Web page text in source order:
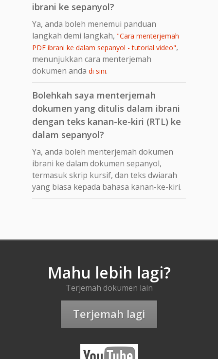
ibrani ke sepanyol?
Ya, anda boleh menemui panduan
langkah demi langkah, "Cara menterjemah
PDF ibrani ke dalam sepanyol - tutorial video",
menunjukkan cara menterjemah
dokumen anda di sini.
Bolehkah saya menterjemah
dokumen yang ditulis dalam ibrani
dengan teks kanan-ke-kiri (RTL) ke
dalam sepanyol?
Ya, anda boleh menterjemah dokumen
ibrani ke dalam dokumen sepanyol,
termasuk skrip kursif, dan teks dwiarah
yang biasa kepada bahasa kanan-ke-kiri.
Mahu lebih lagi?
Terjemah dokumen lain
Terjemah lagi